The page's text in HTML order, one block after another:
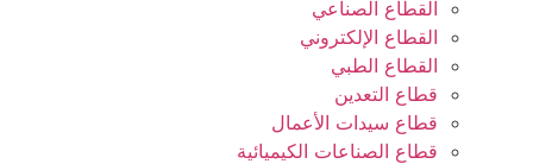
القطاع الصناعي
القطاع الإلكتروني
القطاع الطبي
قطاع التعدين
قطاع سيدات الأعمال
قطاع الصناعات الكيميائية